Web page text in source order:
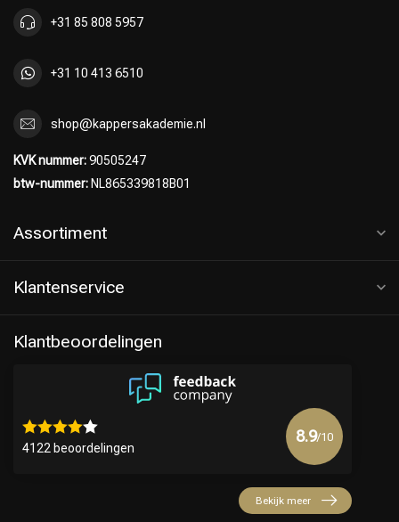
+31 85 808 5957
+31 10 413 6510
shop@kappersakademie.nl
KVK nummer:90505247
btw-nummer: NL865339818B01
Assortiment
Klantenservice
Klantbeoordelingen
4122 beoordelingen
8.9/10
Bekijk meer